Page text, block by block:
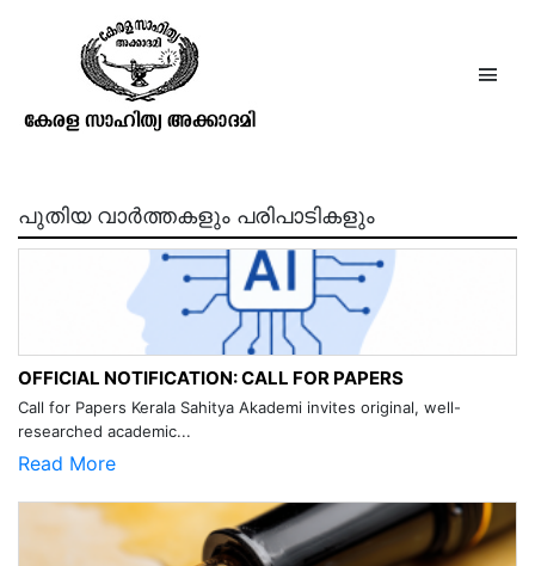
കേസരി ബാലകൃഷ്ണപിള്ള
പുതിയ വാർത്തകളും പരിപാടികളും
OFFICIAL NOTIFICATION: CALL FOR PAPERS
Call for Papers Kerala Sahitya Akademi invites original, well-
researched academic...
Read More